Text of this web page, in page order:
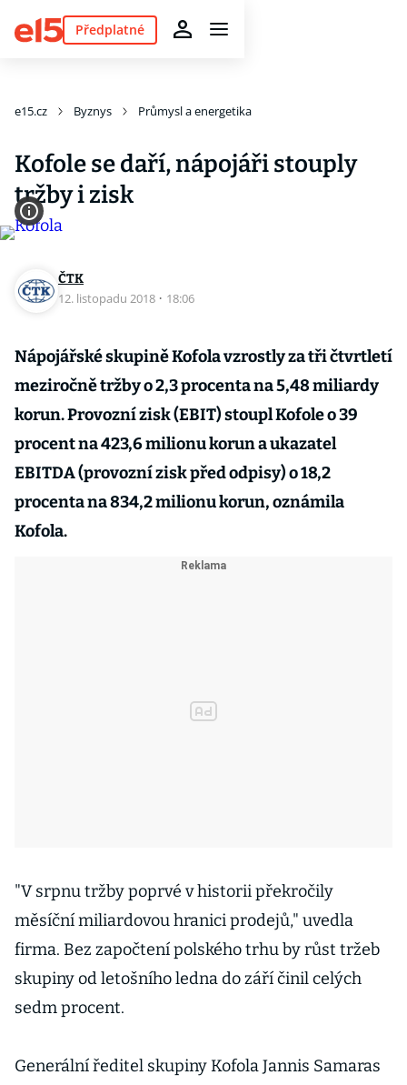
Předplatné
e15.cz Byznys Průmysl a energetika
Kofole se daří, nápojáři stouply
tržby i zisk
ČTK
12. listopadu 2018 · 18:06
Nápojářské skupině Kofola vzrostly za tři čtvrtletí
meziročně tržby o 2,3 procenta na 5,48 miliardy
korun. Provozní zisk (EBIT) stoupl Kofole o 39
procent na 423,6 milionu korun a ukazatel
EBITDA (provozní zisk před odpisy) o 18,2
procenta na 834,2 milionu korun, oznámila
Kofola.
"V srpnu tržby poprvé v historii překročily
měsíční miliardovou hranici prodejů," uvedla
firma. Bez započtení polského trhu by růst tržeb
skupiny od letošního ledna do září činil celých
sedm procent.
Generální ředitel skupiny Kofola Jannis Samaras